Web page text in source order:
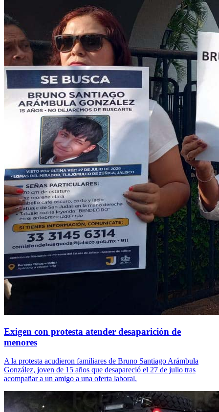
Exigen con protesta atender desaparición de
menores
A la protesta acudieron familiares de Bruno Santiago Arámbula
González, joven de 15 años que desapareció el 27 de julio tras
acompañar a un amigo a una oferta laboral.